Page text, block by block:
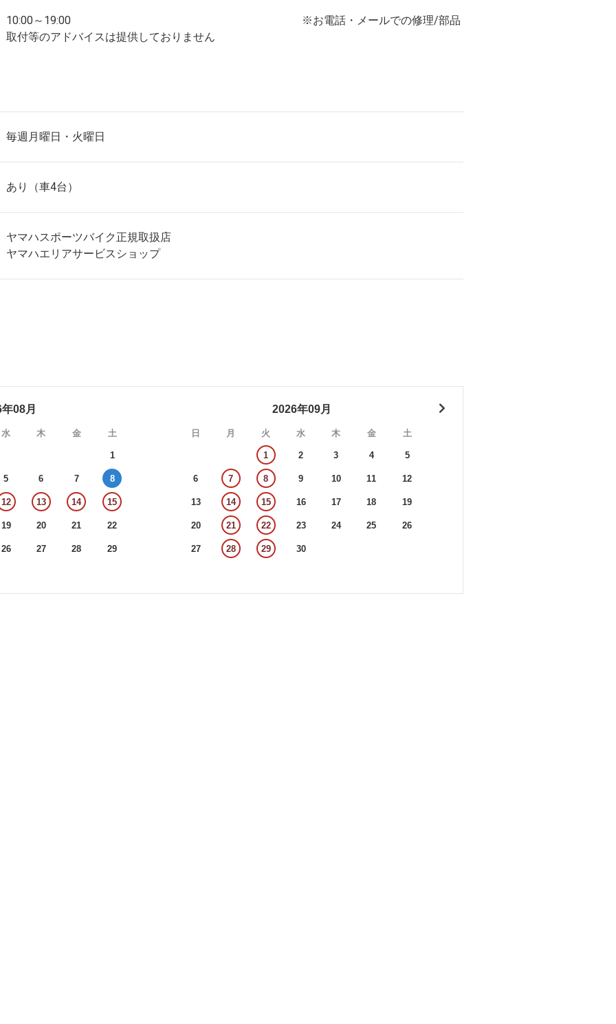
10:00～19:00 ※お電話・メールでの修理/部品
取付等のアドバイスは提供しておりません
毎週月曜日・火曜日
あり（車4台）
ヤマハスポーツバイク正規取扱店
ヤマハエリアサービスショップ
08月
水 木 金 土
1
5 6 7 8
12 13 14 15
19 20 21 22
26 27 28 29
2026年09月
日 月 火 水 木 金 土
1 2 3 4 5
6 7 8 9 10 11 12
13 14 15 16 17 18 19
20 21 22 23 24 25 26
27 28 29 30